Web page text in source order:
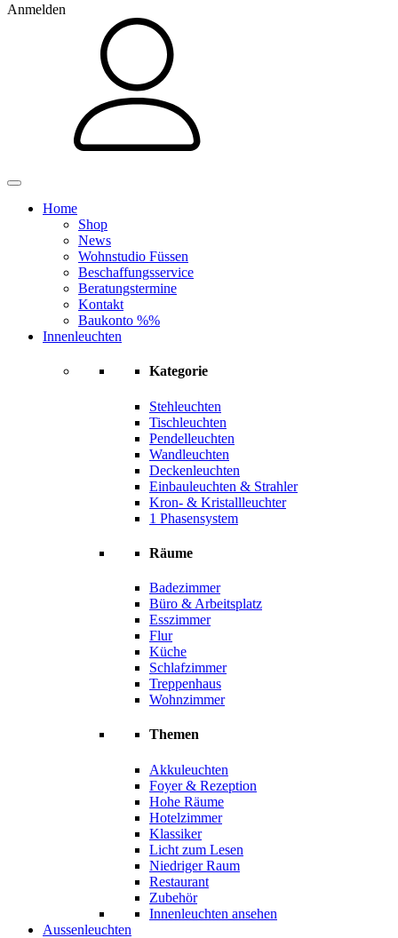
Anmelden
Home
Shop
News
Wohnstudio Füssen
Beschaffungsservice
Beratungstermine
Kontakt
Baukonto %%
Innenleuchten
Kategorie
Stehleuchten
Tischleuchten
Pendelleuchten
Wandleuchten
Deckenleuchten
Einbauleuchten & Strahler
Kron- & Kristallleuchter
1 Phasensystem
Räume
Badezimmer
Büro & Arbeitsplatz
Esszimmer
Flur
Küche
Schlafzimmer
Treppenhaus
Wohnzimmer
Themen
Akkuleuchten
Foyer & Rezeption
Hohe Räume
Hotelzimmer
Klassiker
Licht zum Lesen
Niedriger Raum
Restaurant
Zubehör
Innenleuchten ansehen
Aussenleuchten